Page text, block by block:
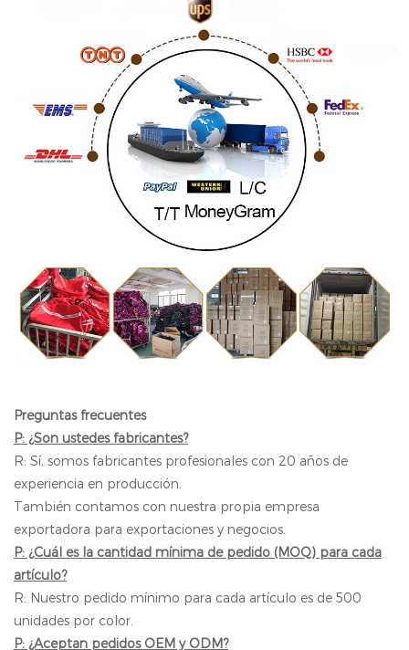
Preguntas frecuentes
P: ¿Son ustedes fabricantes?
R: Sí, somos fabricantes profesionales con 20 años de
experiencia en producción.
También contamos con nuestra propia empresa
exportadora para exportaciones y negocios.
P: ¿Cuál es la cantidad mínima de pedido (MOQ) para cada
artículo?
R: Nuestro pedido mínimo para cada artículo es de 500
unidades por color.
P: ¿Aceptan pedidos OEM y ODM?